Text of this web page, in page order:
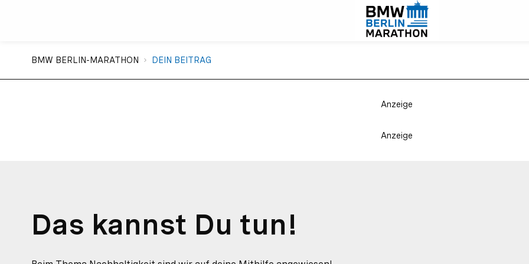
BMW BERLIN-MARATHON DEIN BEITRAG
Anzeige
Anzeige
Das kannst Du tun!